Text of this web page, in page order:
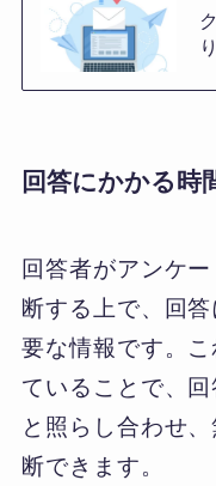
回答にかかる時
回答者がアンケ
断する上で、回
要な情報です。
ていることで、
と照らし合わせ
断できます。